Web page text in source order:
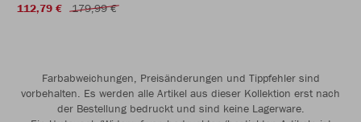
112,79 €
179,99 €
Farbabweichungen, Preisänderungen und Tippfehler sind
vorbehalten. Es werden alle Artikel aus dieser Kollektion erst nach
der Bestellung bedruckt und sind keine Lagerware.